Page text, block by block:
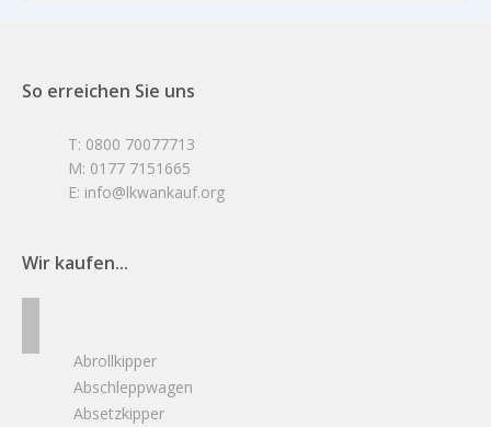
So erreichen Sie uns
T: 0800 70077713
M: 0177 7151665
E: info@lkwankauf.org
Wir kaufen...
Abrollkipper
Abschleppwagen
Absetzkipper